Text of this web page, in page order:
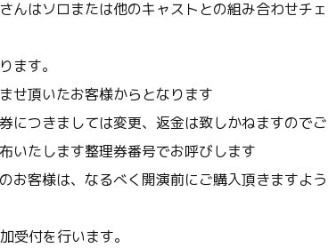
んはソロまたは他のキャストとの組み合わせチ
ます。
せ頂いたお客様からとなります
につきましては変更、返金は致しかねますので
いたします整理券番号でお呼びします
お客様は、なるべく開演前にご購入頂きますよ
受付を行います。